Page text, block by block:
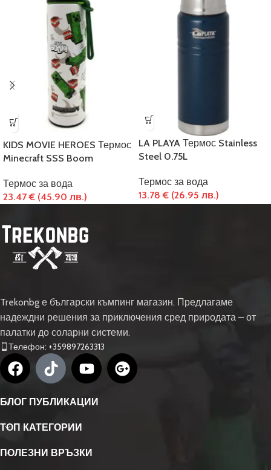
KIDS MOVIE HEROES Термос
Minecraft SSS Boom
Термос за вода
23.47€ (45.90 лв.)
LA PLAYA Термос Stainless
Steel 0.75L
Термос за вода
13.78€ (26.95 лв.)
Trekonbg е български къмпинг магазин. Предлагаме
надеждни решения за приключения сред природата – от
палатки до соларни системи.
Телефон: +359897263313
БЛОГ ПУБЛИКАЦИИ
ТОП КАТЕГОРИИ
ПОЛЕЗНИ ВРЪЗКИ